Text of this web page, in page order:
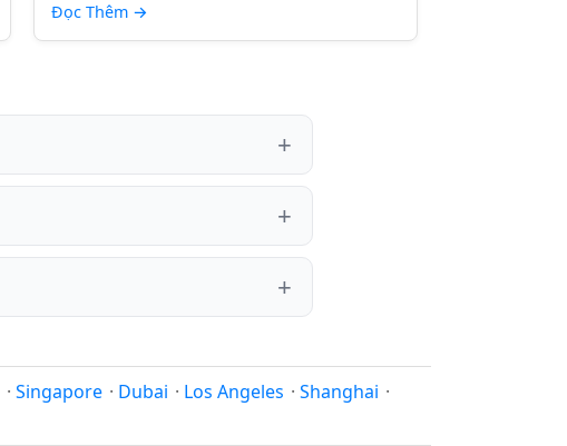
Đọc Thêm →
· Singapore · Dubai · Los Angeles · Shanghai ·